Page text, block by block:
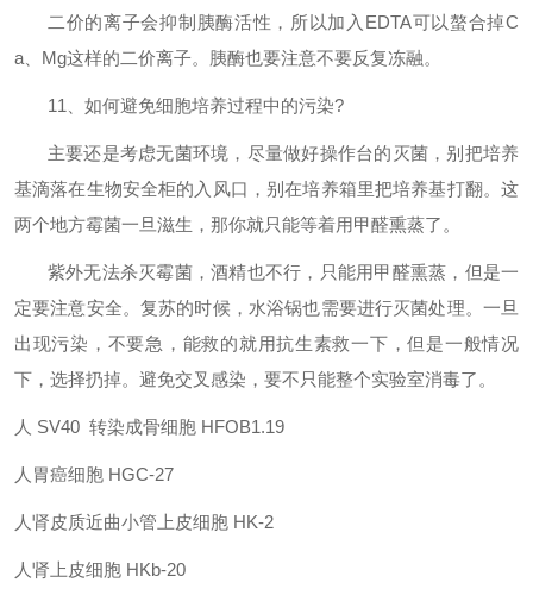
二价的离子会抑制胰酶活性，所以加入 EDTA可以螯合掉C
a
Mg这样的二价离子。胰酶也要注意不要反复冻融。
11 、如何避免细胞培养过程中的污染?
主要还是考虑无菌环境，尽量做好操作台的灭菌，别把培养
基滴落在生物安全柜的入风口，别在培养箱里把培养基打翻。这
两个地方霉菌一旦滋生，那你就只能等着用甲醛熏蒸了。
紫外无法杀灭霉菌，酒精也不行，只能用甲醛熏蒸，但是一
定要注意安全。复苏的时候，水浴锅也需要进行灭菌处理。一旦
出现污染，不要急，能救的就用抗生素救一下，但是一般情况
下，选择扔掉。避免交叉感染，要不只能整个实验室消毒了。
人 SV40 转染成骨细胞 HFOB1.19
人胃癌细胞 HGC-27
人肾皮质近曲小管上皮细胞 HK-2
人肾上皮细胞 HKb-20